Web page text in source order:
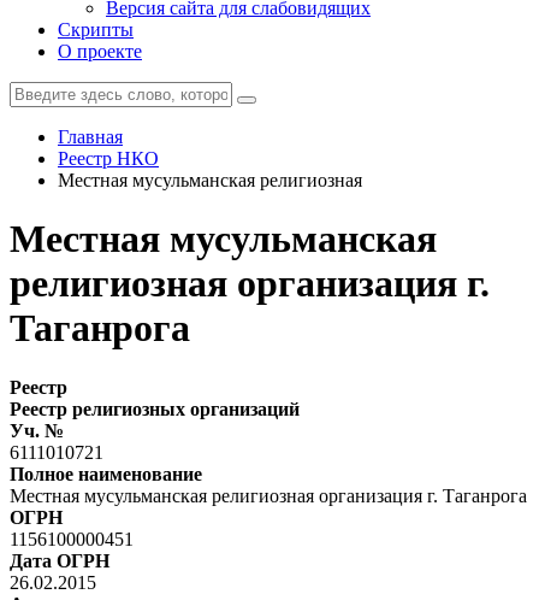
Версия сайта для слабовидящих
Скрипты
О проекте
Главная
Реестр НКО
Местная мусульманская религиозная
Местная мусульманская
религиозная организация г.
Таганрога
Реестр
Реестр религиозных организаций
Уч. №
6111010721
Полное наименование
Местная мусульманская религиозная организация г. Таганрога
ОГРН
1156100000451
Дата ОГРН
26.02.2015